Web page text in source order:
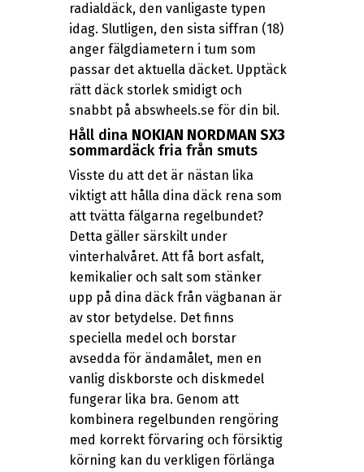
radialdäck, den vanligaste typen
idag. Slutligen, den sista siffran (18)
anger fälgdiametern i tum som
passar det aktuella däcket. Upptäck
rätt däck storlek smidigt och
snabbt på abswheels.se för din bil.
Håll dina NOKIAN NORDMAN SX3
sommardäck fria från smuts
Visste du att det är nästan lika
viktigt att hålla dina däck rena som
att tvätta fälgarna regelbundet?
Detta gäller särskilt under
vinterhalvåret. Att få bort asfalt,
kemikalier och salt som stänker
upp på dina däck från vägbanan är
av stor betydelse. Det finns
speciella medel och borstar
avsedda för ändamålet, men en
vanlig diskborste och diskmedel
fungerar lika bra. Genom att
kombinera regelbunden rengöring
med korrekt förvaring och försiktig
körning kan du verkligen förlänga